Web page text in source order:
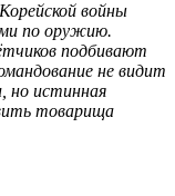
войны
по оружию.
подбивают
не видит
но истинная
товарища